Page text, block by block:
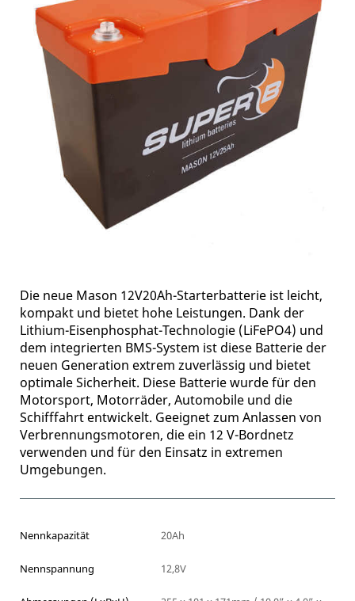
Die neue Mason 12V20Ah-Starterbatterie ist leicht,
kompakt und bietet hohe Leistungen. Dank der
Lithium-Eisenphosphat-Technologie (LiFePO4) und
dem integrierten BMS-System ist diese Batterie der
neuen Generation extrem zuverlässig und bietet
optimale Sicherheit. Diese Batterie wurde für den
Motorsport, Motorräder, Automobile und die
Schifffahrt entwickelt. Geeignet zum Anlassen von
Verbrennungsmotoren, die ein 12 V-Bordnetz
verwenden und für den Einsatz in extremen
Umgebungen.
Nennkapazität 20Ah
Nennspannung 12,8V